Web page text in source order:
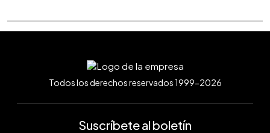
Todos los derechos reservados 1999-2026
Suscríbete al boletín